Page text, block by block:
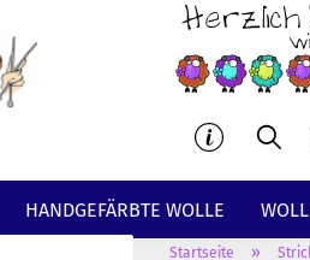
HANDGEFÄRBTE WOLLE
Startseite »